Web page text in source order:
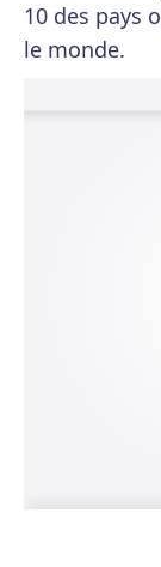
10 des pays
le monde.